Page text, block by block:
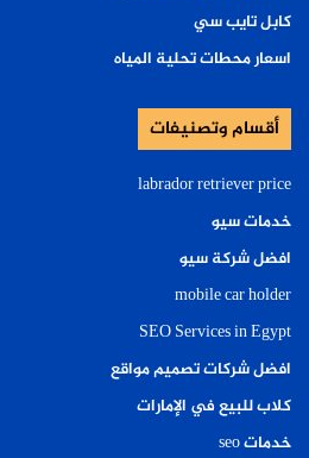
كابل تايب سي
اسعار محطات تحلية المياه
أقسام وتصنيفات
labrador retriever price
خدمات سيو
افضل شركة سيو
mobile car holder
SEO Services in Egypt
افضل شركات تصميم مواقع
كلاب للبيع في الإمارات
خدمات seo